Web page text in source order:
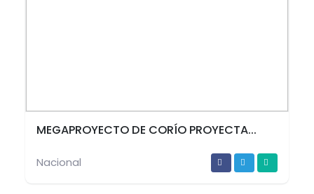
MEGAPROYECTO DE CORÍO PROYECTA...
Nacional